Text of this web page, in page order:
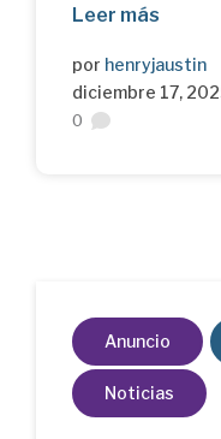
Leer más
por henryjaustin
diciembre 17,
0
Anuncio
Noticias